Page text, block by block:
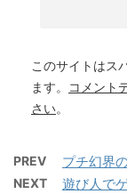
このサイトはス
ます。
コメント
さい。
PREV プチ幻界
NEXT 遊び人で